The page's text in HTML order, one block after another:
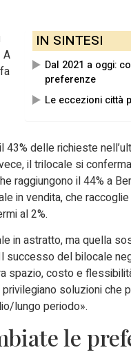
IN SINTESI
Dal 2021 a oggi:
preferenze
Le eccezioni città
A
delle richieste
il trilocale si
raggiungono il 44% a
in vendita, che
al 2%.
in astratto, ma quella
successo del bilocale
spazio, costo e
soluzioni che
lungo periodo».
le